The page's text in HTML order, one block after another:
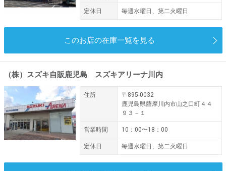
定休日 毎週水曜日、第二火曜日
このお店の在庫一覧を見る
（株）スズキ自販鹿児島 スズキアリーナ川内
住所
〒895-0032
鹿児島県薩摩川内市山之口町４４
９３－１
営業時間 10：00〜18：00
定休日 毎週水曜日、第二火曜日